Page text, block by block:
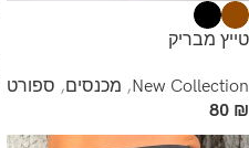
טייץ מבריק
New Collection
, מכנסים, ספורט
80 ₪